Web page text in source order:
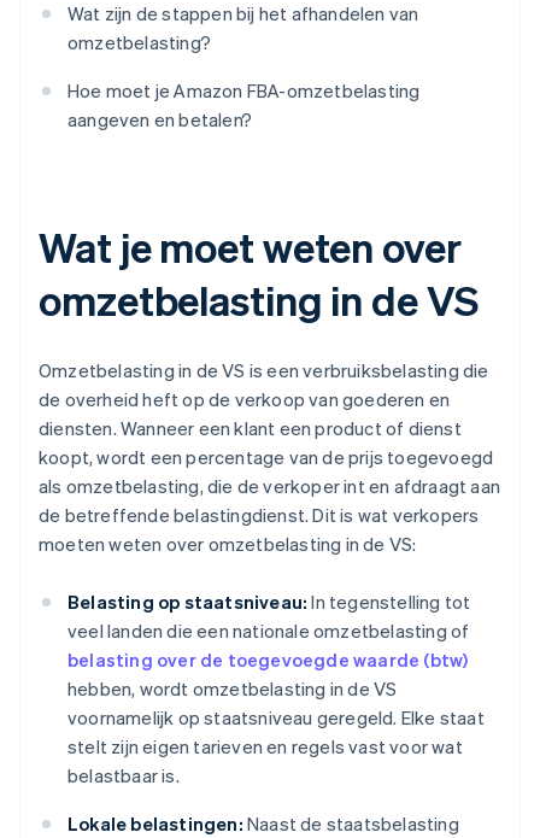
Wat zijn de stappen bij het afhandelen van
omzetbelasting?
Hoe moet je Amazon FBA-omzetbelasting
aangeven en betalen?
Wat je moet weten over
omzetbelasting in de VS
Omzetbelasting in de VS is een verbruiksbelasting die
de overheid heft op de verkoop van goederen en
diensten. Wanneer een klant een product of dienst
koopt, wordt een percentage van de prijs toegevoegd
als omzetbelasting, die de verkoper int en afdraagt aan
de betreffende belastingdienst. Dit is wat verkopers
moeten weten over omzetbelasting in de VS:
Belasting op staatsniveau: In tegenstelling tot
veel landen die een nationale omzetbelasting of
belasting over de toegevoegde waarde (btw)
hebben, wordt omzetbelasting in de VS
voornamelijk op staatsniveau geregeld. Elke staat
stelt zijn eigen tarieven en regels vast voor wat
belastbaar is.
Lokale belastingen: Naast de staatsbelasting